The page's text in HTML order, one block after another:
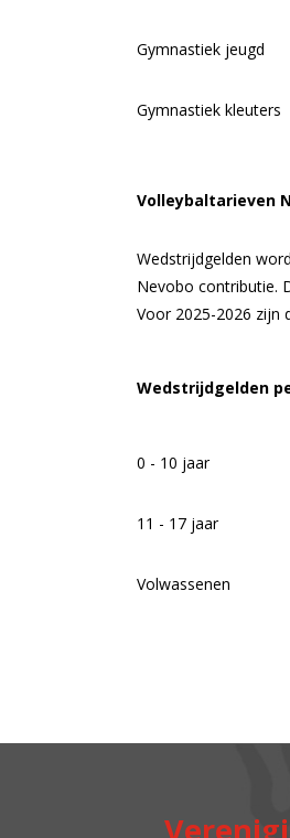
Gymnastiek jeugd
Gymnastiek kleuters
Volleybaltarieven
Wedstrijdgelden
Nevobo contributie.
Voor 2025-2026 zijn
Wedstrijdgelden
0 - 10 jaar
11 - 17 jaar
Volwassenen